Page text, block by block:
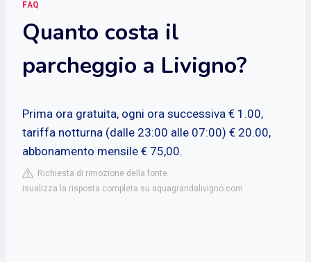
FAQ
Quanto costa il
parcheggio a Livigno?
Prima ora gratuita, ogni ora successiva € 1.00,
tariffa notturna (dalle 23:00 alle 07:00) € 20.00,
abbonamento mensile € 75,00.
Richiesta di rimozione della fonte
isualizza la risposta completa su aquagrandalivigno.com